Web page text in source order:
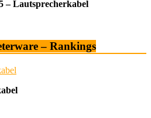
– Lautsprecherkabel
– Rankings